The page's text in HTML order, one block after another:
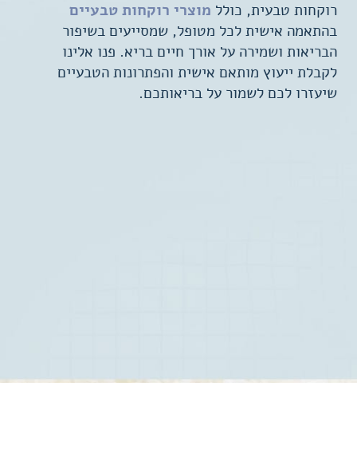
רוקחות טבעית, כולל מוצרי רוקחות טבעיים
בהתאמה אישית לכל מטופל, שמסייעים בשיפור
הבריאות ושמירה על אורך חיים בריא. פנו אלינו
לקבלת ייעוץ מותאם אישית והפתרונות הטבעיים
שיעזרו לכם לשמור על בריאותכם.